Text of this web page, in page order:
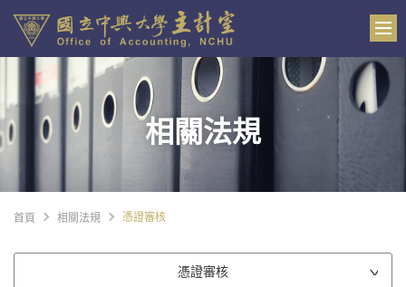
相關法規
首頁 相關法規 憑證審核
憑證審核